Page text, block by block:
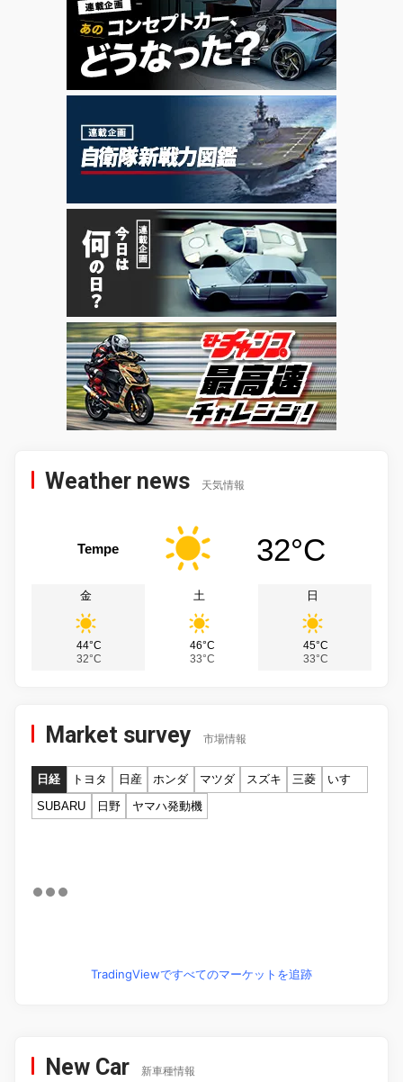
Weather news 天気情報
Tempe 32°C
金
44°C
32°C
土
46°C
33°C
日
45°C
33°C
Market survey 市場情報
日経 トヨタ 日産 ホンダ マツダ スズキ 三菱
いすゞ
SUBARU
日野 ヤマハ発動機
TradingViewですべてのマーケットを追跡
New Car 新車種情報